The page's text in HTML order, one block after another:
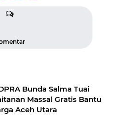
Bunda Salma Tuai
Massal Gratis Bantu
Aceh Utara